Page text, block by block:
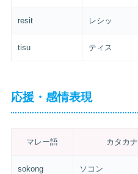
resit レシッ
tisu ティス
応援・感情表現
マレー語 カタカナ
sokong ソコン